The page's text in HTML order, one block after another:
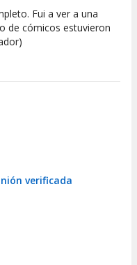
10
Fui a ver a una
de cómicos estuvieron
verificada